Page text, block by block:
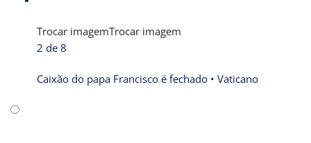
Trocar imagemTrocar imagem
2 de 8
Caixão do papa Francisco é fechado • Vaticano